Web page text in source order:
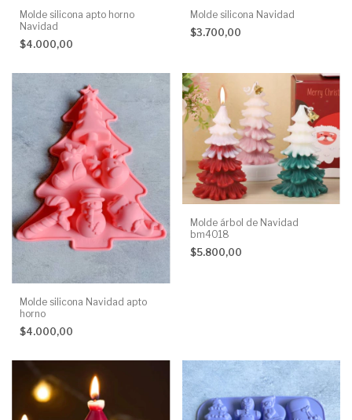
Molde silicona apto horno
Navidad
$4.000,00
Molde silicona Navidad
$3.700,00
Molde silicona Navidad apto
horno
$4.000,00
Molde árbol de Navidad
bm4018
$5.800,00